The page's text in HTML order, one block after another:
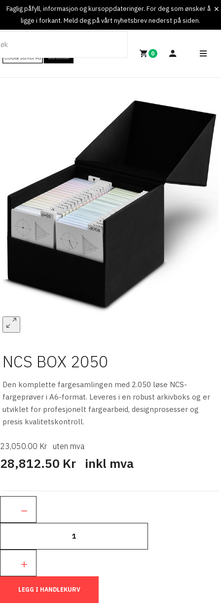
Faglig påfyll, informasjon og kursoppdateringer. For deg som ønsker å
ligge i forkant. Meld deg på vårt nyhetsbrev nederst på siden.
0
NCS BOX 2050
Den komplette fargesamlingen med 2.050 løse NCS-
fargeprøver i A6-format. Leveres i en robust arkivboks og er
utviklet for profesjonelt fargearbeid, designprosesser og
presis kvalitetskontroll.
23,050.00 Kr uten mva
28,812.50 Kr inkl mva
LEGG I HANDLEKURV